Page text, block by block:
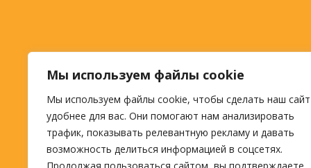
Мы используем файлы cookie
Мы используем файлы cookie, чтобы сделать наш сайт
удобнее для вас. Они помогают нам анализировать
трафик, показывать релевантную рекламу и давать
возможность делиться информацией в соцсетях.